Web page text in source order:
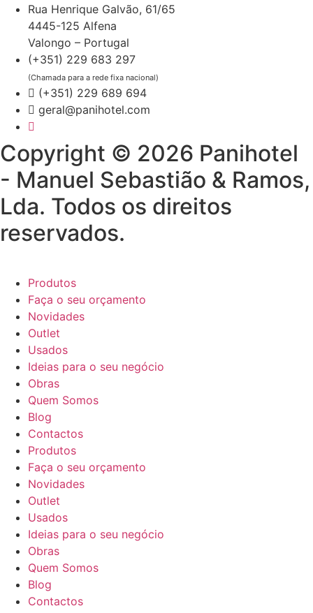
Rua Henrique Galvão, 61/65
4445-125 Alfena
Valongo – Portugal
(+351) 229 683 297
(Chamada para a rede fixa nacional)
(+351) 229 689 694
geral@panihotel.com
Copyright © 2026 Panihotel
- Manuel Sebastião & Ramos,
Lda. Todos os direitos
reservados.
Produtos
Faça o seu orçamento
Novidades
Outlet
Usados
Ideias para o seu negócio
Obras
Quem Somos
Blog
Contactos
Produtos
Faça o seu orçamento
Novidades
Outlet
Usados
Ideias para o seu negócio
Obras
Quem Somos
Blog
Contactos